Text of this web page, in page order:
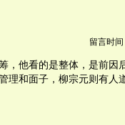
留言时间
，他看的是整体，是前因
理和面子，柳宗元则有人